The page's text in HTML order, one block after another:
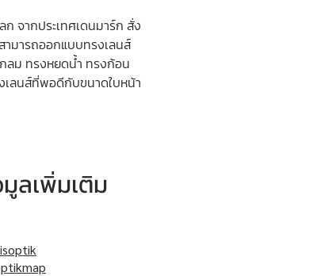
จากประเทศเดนมาร์ก สั่ง
ามารถออกแบบทรงเลนส์
ลม ทรงหยดน้ำ ทรงก้อน
เลนส์ที่พอดีกับขนาดใบหน้า
ลเพิ่มเติม